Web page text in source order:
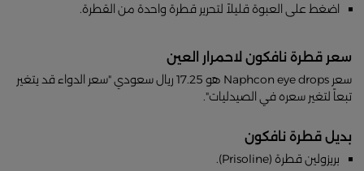
اضغط على العبوة قليلاً لتحرير قطرة واحدة من القطرة.
سعر قطرة نافكون لاحمرار العين
سعر Naphcon eye drops هو 17.25 ريال سعودي "سعر الدواء قد يتغير
تبعاً لتغير سعره في الصيدليات".
بديل قطرة نافكون
بريزولين قطرة (Prisoline).